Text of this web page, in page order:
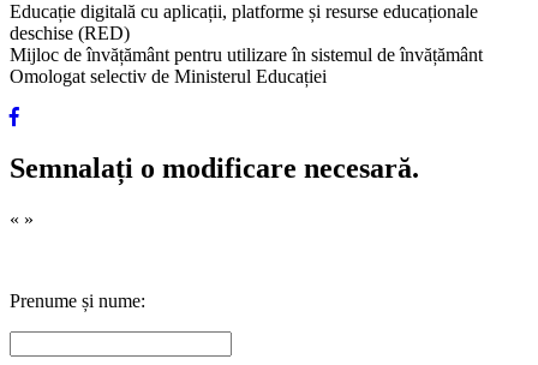
Educație digitală cu aplicații, platforme și resurse educaționale
deschise (RED)
Mijloc de învățământ pentru utilizare în sistemul de învățământ
Omologat selectiv de Ministerul Educației
Semnalați o modificare necesară.
« »
Prenume și nume: